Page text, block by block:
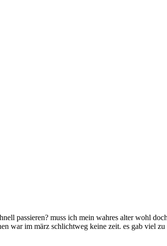
passieren? muss ich mein wahres alter wohl
war im märz schlichtweg keine zeit. es gab viel